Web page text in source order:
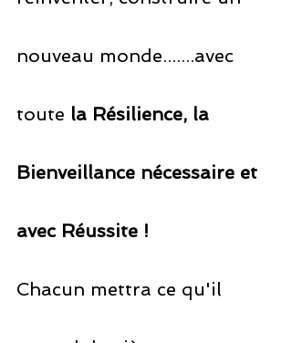
nouveau monde.......avec
toute la Résilience, la
Bienveillance nécessaire et
avec Réussite !
Chacun mettra ce qu'il